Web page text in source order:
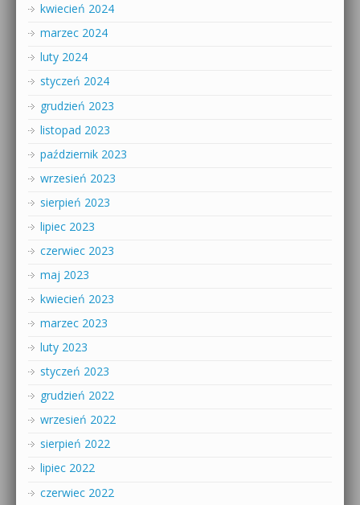
kwiecień 2024
marzec 2024
luty 2024
styczeń 2024
grudzień 2023
listopad 2023
październik 2023
wrzesień 2023
sierpień 2023
lipiec 2023
czerwiec 2023
maj 2023
kwiecień 2023
marzec 2023
luty 2023
styczeń 2023
grudzień 2022
wrzesień 2022
sierpień 2022
lipiec 2022
czerwiec 2022